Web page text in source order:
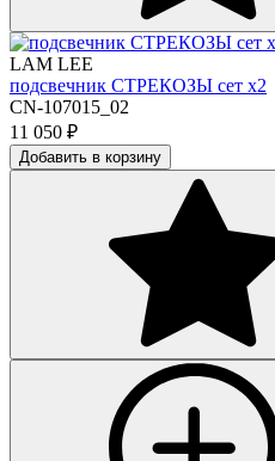
LAM LEE
подсвечник СТРЕКОЗЫ сет х2
CN-107015_02
11 050 ₽
Добавить в корзину